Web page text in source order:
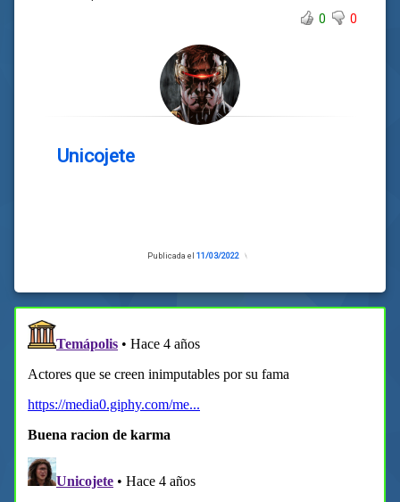
0
0
Unicojete
Publicada el 11/03/2022